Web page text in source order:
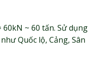
60kN ~ 60 tấn. Sử dụng
Quốc lộ, Cảng, Sân